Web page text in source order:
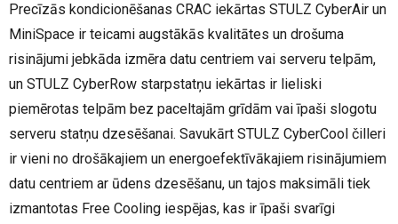
Precīzās kondicionēšanas CRAC iekārtas STULZ CyberAir un
MiniSpace ir teicami augstākās kvalitātes un drošuma
risinājumi jebkāda izmēra datu centriem vai serveru telpām,
un STULZ CyberRow starpstatņu iekārtas ir lieliski
piemērotas telpām bez paceltajām grīdām vai īpaši slogotu
serveru statņu dzesēšanai. Savukārt STULZ CyberCool čilleri
ir vieni no drošākajiem un energoefektīvākajiem risinājumiem
datu centriem ar ūdens dzesēšanu, un tajos maksimāli tiek
izmantotas Free Cooling iespējas, kas ir īpaši svarīgi